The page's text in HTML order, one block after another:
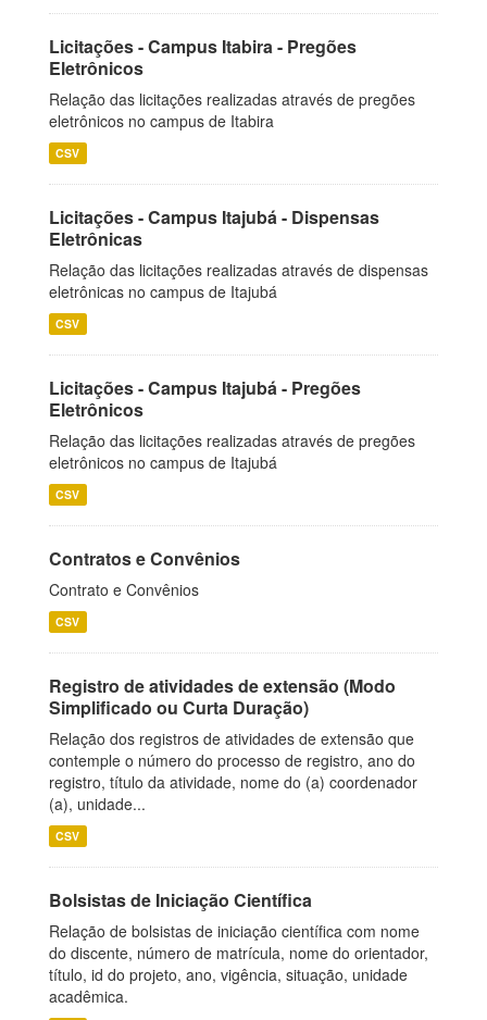
Licitações - Campus Itabira - Pregões
Eletrônicos
Relação das licitações realizadas através de pregões
eletrônicos no campus de Itabira
CSV
Licitações - Campus Itajubá - Dispensas
Eletrônicas
Relação das licitações realizadas através de dispensas
eletrônicas no campus de Itajubá
CSV
Licitações - Campus Itajubá - Pregões
Eletrônicos
Relação das licitações realizadas através de pregões
eletrônicos no campus de Itajubá
CSV
Contratos e Convênios
Contrato e Convênios
CSV
Registro de atividades de extensão (Modo
Simplificado ou Curta Duração)
Relação dos registros de atividades de extensão que
contemple o número do processo de registro, ano do
registro, título da atividade, nome do (a) coordenador
(a), unidade...
CSV
Bolsistas de Iniciação Científica
Relação de bolsistas de iniciação científica com nome
do discente, número de matrícula, nome do orientador,
título, id do projeto, ano, vigência, situação, unidade
acadêmica.